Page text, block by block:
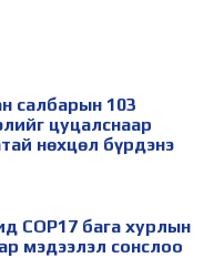
салбарын 103
цуцалснаар
нөхцөл бүрдэнэ
COP17 бага хурлын
мэдээлэл сонслоо